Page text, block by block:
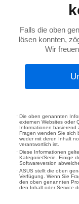
Falls die oben
lösen konnten,
Wir
Die oben genannten
externen Websites oder
Informationen basierend
Fragen wenden Sie sich
weder mit deren Inhalt
verantwortlich ist.
Diese Informationen
Kategorie/Serie. Einige
Softwareversion
ASUS stellt die oben
Verfügung. Wenn Sie
den oben genannten
den Inhalt oder Service